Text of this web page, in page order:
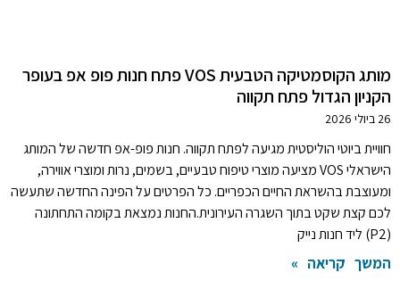
מותג הקוסמטיקה הטבעית VOS פתח חנות פופ אפ בעופר
הקניון הגדול פתח תקווה
26 ביולי 2026
חוויית ביוטי הוליסטית מגיעה לפתח תקווה. חנות פופ-אפ חדשה של המותג
הישראלי VOS מציעה מוצרי טיפוח טבעיים, בשמים, נרות ומוצרי אווירה,
ומעוצבת בהשראת החיים הכפריים. כל הפרטים על הפינה החדשה שתעשה
לכם קצת שקט בתוך השגרה העירונית.החנות נמצאת בקומה התחתונה
(P2) ליד חנות נייק
המשך קריאה »